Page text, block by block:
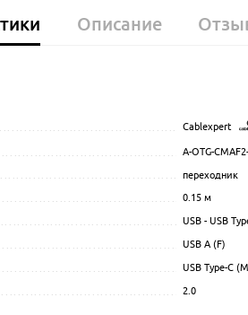
Описание
Cablexpert
A-OTG-
переходник
0.15м
USB - USB
USB A (F)
USB Type-C
2.0